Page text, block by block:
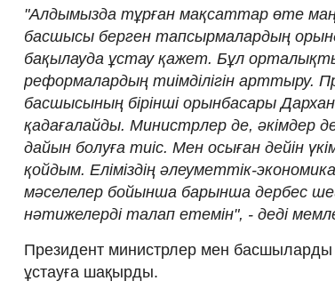
"Алдымызда тұрған мақсаттар өте
басшысы берген тапсырмалардың
бақылауда ұстау қажет. Бұл
реформалардың тиімділігін арттыру.
басшысының бірінші орынбасары
қадағалайды. Министрлер де, әкімдер
дайын болуға тиіс. Мен осыған дейін
қойдым. Еліміздің әлеуметтік-
мәселелер бойынша барынша дербес
нәтижелерді талап етемін", - деді
Президент министрлер мен басшыларды
ұстауға шақырды.